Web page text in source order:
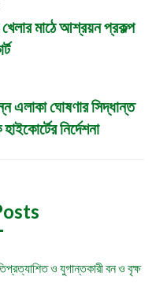
মাঠে আশ্রয়ন প্রকল্প
এলাকা ঘোষণার সিদ্ধান্ত
নির্দেশনা
ও যুগান্তকারী বন ও বৃক্ষ